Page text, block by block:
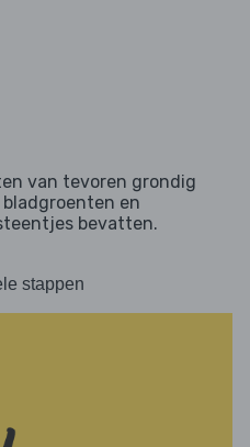
van tevoren grondig
en
bevatten.
stappen